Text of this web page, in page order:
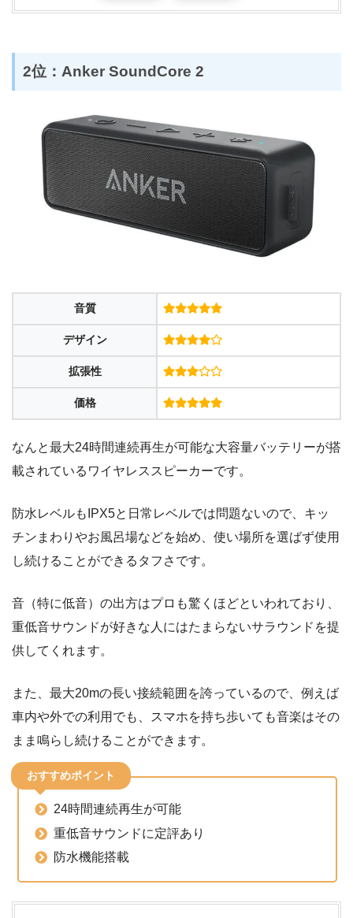
2位：Anker SoundCore 2
音質
デザイン
拡張性
価格
なんと最大24時間連続再生が可能な大容量バッテリーが搭
載されているワイヤレススピーカーです。
防水レベルもIPX5と日常レベルでは問題ないので、キッ
チンまわりやお風呂場などを始め、使い場所を選ばず使用
し続けることができるタフさです。
音（特に低音）の出方はプロも驚くほどといわれており、
重低音サウンドが好きな人にはたまらないサラウンドを提
供してくれます。
また、最大20mの長い接続範囲を誇っているので、例えば
車内や外での利用でも、スマホを持ち歩いても音楽はその
まま鳴らし続けることができます。
おすすめポイント
24時間連続再生が可能
重低音サウンドに定評あり
防水機能搭載